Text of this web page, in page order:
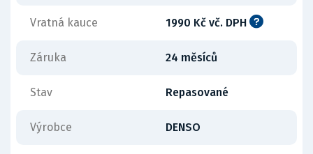
Vratná kauce 1990 Kč vč. DPH
Záruka 24 měsíců
Stav Repasované
Výrobce DENSO